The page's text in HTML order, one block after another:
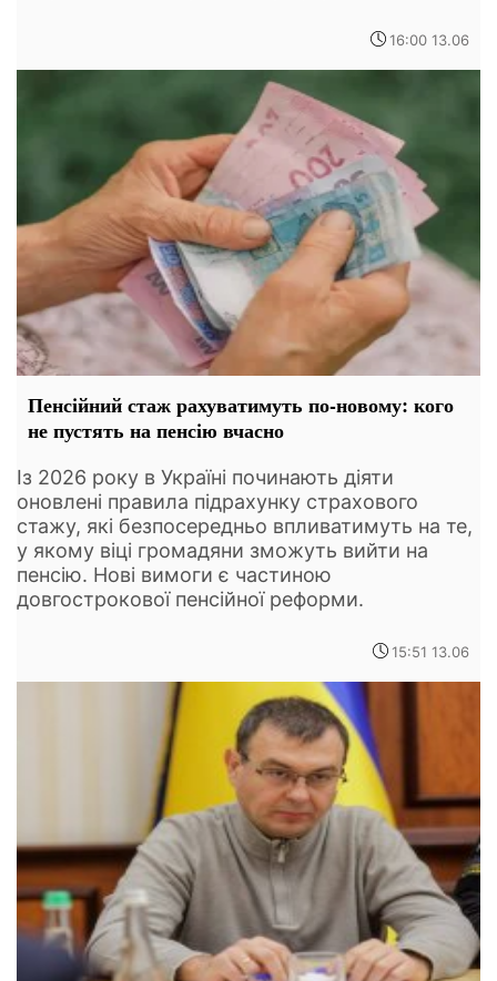
16:00 13.06
Пенсійний стаж рахуватимуть по-новому: кого
не пустять на пенсію вчасно
Із 2026 року в Україні починають діяти
оновлені правила підрахунку страхового
стажу, які безпосередньо впливатимуть на те,
у якому віці громадяни зможуть вийти на
пенсію. Нові вимоги є частиною
довгострокової пенсійної реформи.
15:51 13.06